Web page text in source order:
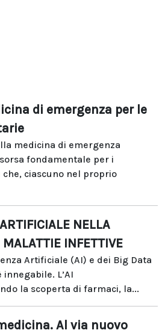
di emergenza per le
medicina di emergenza
fondamentale per i
ciascuno nel proprio
NELLA
MALATTIE INFETTIVE
Artificiale (AI) e dei Big Data
L’AI
la scoperta di farmaci, la...
Al via nuovo